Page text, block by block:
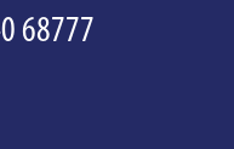
68777